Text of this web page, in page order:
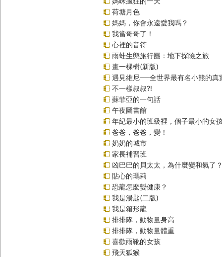
荷塘月色
媽媽，你會永遠愛我嗎？
我當哥哥了！
心裡的音符
雨蛙生態旅行團：地下探險之旅
畫一棵樹(新版)
遇見維尼──全世界最有名小熊的真
不一樣叔叔?!
蘇菲亞的一句話
午夜圖書館
年紀最小的班級裡，個子最小的女
爸爸，爸爸，變！
奶奶的城市
家長補習班
凶巴巴的貝太太，為什麼變和氣了
貼心的瑪莉
恐龍怎麼變健康？
我是湯匙(二版)
我是箱形龍
排排隊，動物量身高
排排隊，動物量體重
喜歡雨靴的女孩
飛天狐猴